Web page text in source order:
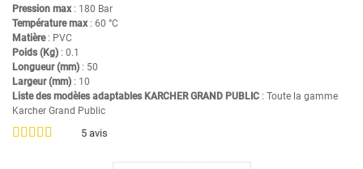
Pression max: 180 Bar
Température max: 60 °C
Matière: PVC
Poids (Kg) : 0.1
Longueur (mm) : 50
Largeur (mm) : 10
Liste des modèles adaptables KARCHER GRAND PUBLIC : Toute la gamme
Karcher Grand Public
5 avis